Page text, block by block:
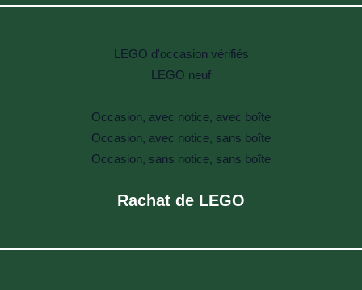
LEGO d'occasion vérifiés
LEGO neuf
Occasion, avec notice, avec boîte
Occasion, avec notice, sans boîte
Occasion, sans notice, sans boîte
Rachat de LEGO